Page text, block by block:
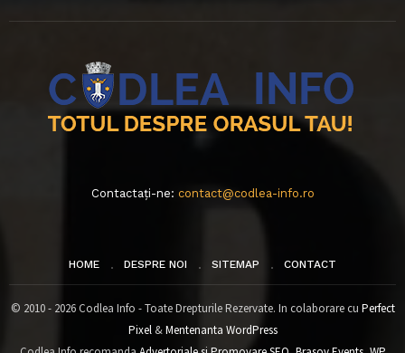
Contactați-ne: contact@codlea-info.ro
HOME DESPRE NOI SITEMAP CONTACT
© 2010 - 2026 Codlea Info - Toate Drepturile Rezervate. In colaborare cu Perfect
Pixel&Mentenanta WordPress